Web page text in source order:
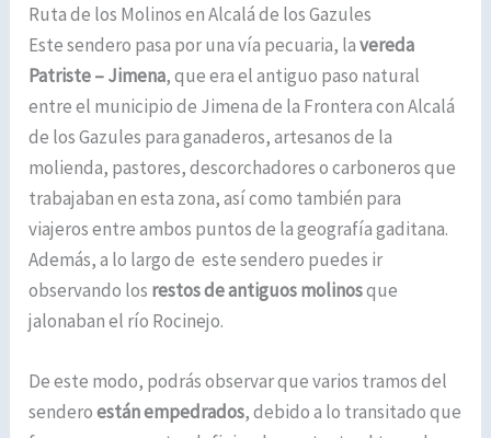
Ruta de los Molinos en Alcalá de los Gazules
Este sendero pasa por una vía pecuaria, lavereda
Patriste – Jimena, que era el antiguo paso natural
entre el municipio de Jimena de la Frontera con Alcalá
de los Gazules para ganaderos, artesanos de la
molienda, pastores, descorchadores o carboneros que
trabajaban en esta zona, así como también para
viajeros entre ambos puntos de la geografía gaditana.
Además, a lo largo de este sendero puedes ir
observando los restos de antiguos molinosque
jalonaban el río Rocinejo.
De este modo, podrás observar que varios tramos del
senderoestán empedrados, debido a lo transitado que